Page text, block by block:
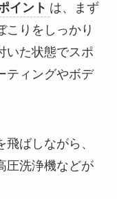
イント は、まず
こりをしっかり
いた状態でスポ
ティングやボデ
ばしながら、
圧洗浄機などが